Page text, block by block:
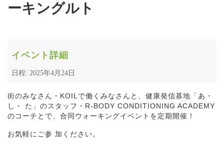
ーキングルト
イベント詳細
日程: 2025年4月24日
街のみなさん・KOILで働くみなさんと、健康発信基地「あ・
し・ た」のスタッフ・R-BODY CONDITIONING ACADEMY
のコーチとで、合同ウォーキングイベントを定期開催！
お気軽にご参 加ください。